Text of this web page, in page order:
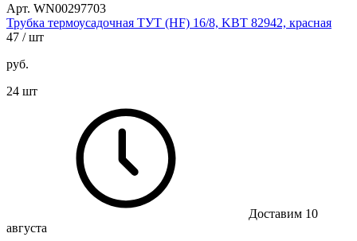
Арт. WN00297703
Трубка термоусадочная ТУТ (HF) 16/8, KBT 82942, красная
47 / шт
руб.
24 шт
Доставим 10
августа